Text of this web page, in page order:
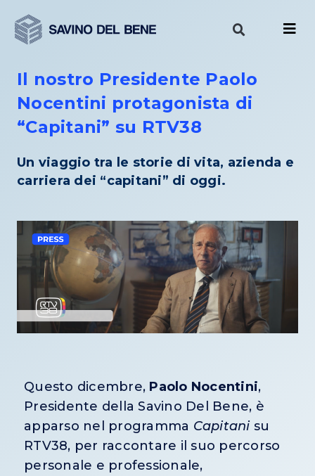
contenuto
Il nostro Presidente Paolo
Nocentini protagonista di
“Capitani” su RTV38
Un viaggio tra le storie di vita, azienda e
carriera dei “capitani” di oggi.
Questo dicembre, Paolo Nocentini,
Presidente della Savino Del Bene, è
apparso nel programma Capitani su
RTV38, per raccontare il suo percorso
personale e professionale,